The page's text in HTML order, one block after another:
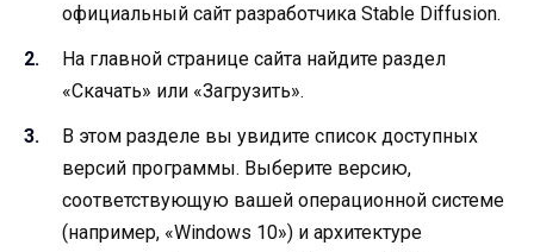
официальный сайт разработчика Stable Diffusion.
На главной странице сайта найдите раздел
«Скачать» или «Загрузить».
В этом разделе вы увидите список доступных
версий программы. Выберите версию,
соответствующую вашей операционной системе
(например, «Windows 10») и архитектуре